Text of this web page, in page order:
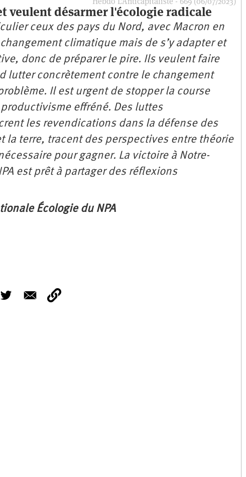
veulent désarmer l'écologie radicale
ceux des pays du Nord, avec Macron en
climatique mais de s’y adapter et
donc de préparer le pire. Ils veulent faire
lutter concrètement contre le changement
Il est urgent de stopper la course
effréné. Des luttes
les revendications dans la défense des
la terre, tracent des perspectives entre théorie
pour gagner. La victoire à Notre-
est prêt à partager des réflexions
Écologie du NPA